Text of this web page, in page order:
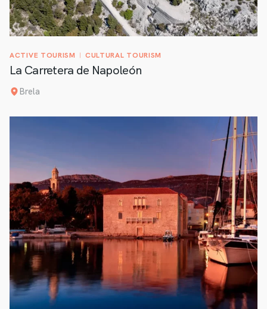
ACTIVE TOURISM CULTURAL TOURISM
La Carretera de Napoleón
Brela